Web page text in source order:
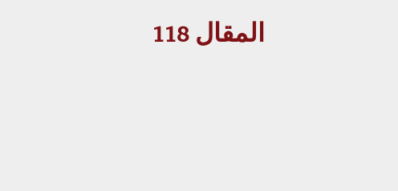
المقال 118